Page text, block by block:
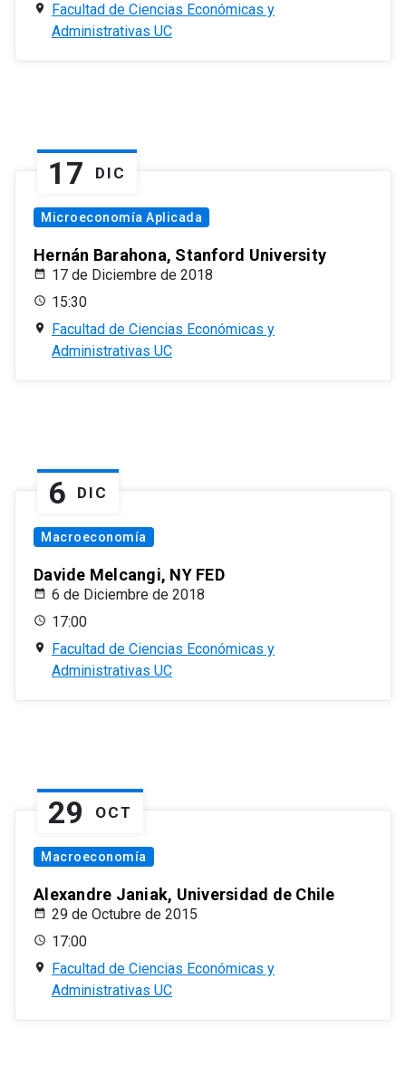
Facultad de Ciencias Económicas y
Administrativas UC
17 DIC
Microeconomía Aplicada
Hernán Barahona, Stanford University
17 de Diciembre de 2018
15:30
Facultad de Ciencias Económicas y
Administrativas UC
6 DIC
Macroeconomía
Davide Melcangi, NY FED
6 de Diciembre de 2018
17:00
Facultad de Ciencias Económicas y
Administrativas UC
29 OCT
Macroeconomía
Alexandre Janiak, Universidad de Chile
29 de Octubre de 2015
17:00
Facultad de Ciencias Económicas y
Administrativas UC